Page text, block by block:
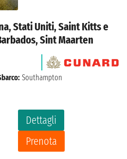
Stati Uniti, Saint Kitts e
Sint Maarten
Dettagli
Prenota
Southampton